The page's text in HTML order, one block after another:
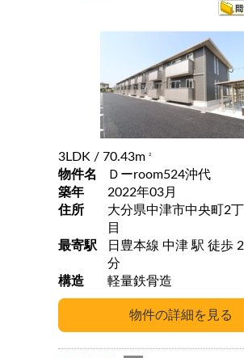
3LDK / 70.43m 2
物件名
Ｄーroom524沖代
築年
2022年03月
住所
大分県中津市中央町2丁
目
最寄駅
日豊本線 中津 駅 徒歩 26
分
構造
軽量鉄骨造